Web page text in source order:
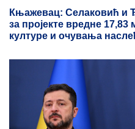
Књажевац: Селаковић и
за пројекте вредне
културе и очувања